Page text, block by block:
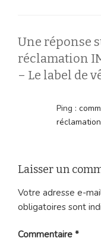
Une réponse
réclamation
– Le label de
Ping :
Laisser un
Votre adresse e-
obligatoires sont
Commentaire *